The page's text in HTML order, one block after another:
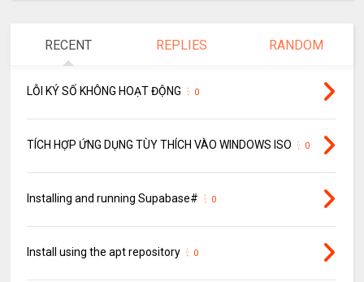
RECENT REPLIES RANDOM
LỖI KÝ SỐ KHÔNG HOẠT ĐỘNG 0
TÍCH HỢP ỨNG DỤNG TÙY THÍCH VÀO WINDOWS ISO 0
Installing and running Supabase# 0
Install using the apt repository 0